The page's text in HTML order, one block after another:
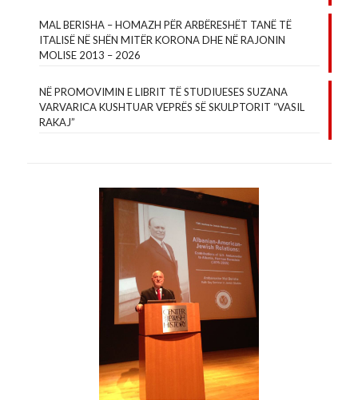
MAL BERISHA – HOMAZH PËR ARBËRESHËT TANË TË
ITALISË NË SHËN MITËR KORONA DHE NË RAJONIN
MOLISE 2013 – 2026
NË PROMOVIMIN E LIBRIT TË STUDIUESES SUZANA
VARVARICA KUSHTUAR VEPRËS SË SKULPTORIT “VASIL
RAKAJ”